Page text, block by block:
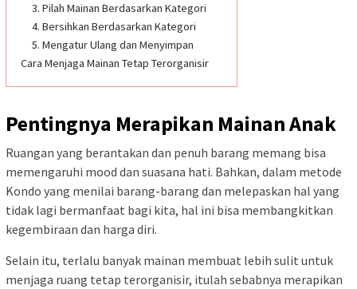
3. Pilah Mainan Berdasarkan Kategori
4. Bersihkan Berdasarkan Kategori
5. Mengatur Ulang dan Menyimpan
Cara Menjaga Mainan Tetap Terorganisir
Pentingnya Merapikan Mainan Anak
Ruangan yang berantakan dan penuh barang memang bisa
memengaruhi mood dan suasana hati. Bahkan, dalam metode
Kondo yang menilai barang-barang dan melepaskan hal yang
tidak lagi bermanfaat bagi kita, hal ini bisa membangkitkan
kegembiraan dan harga diri.
Selain itu, terlalu banyak mainan membuat lebih sulit untuk
menjaga ruang tetap terorganisir, itulah sebabnya merapikan